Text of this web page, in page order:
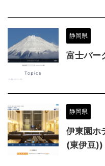
静岡県
富士パー
静岡県
伊東園ホ
(東伊豆))